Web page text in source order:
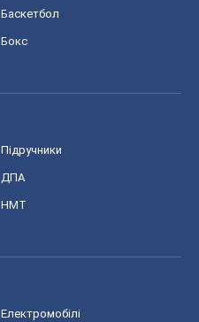
Баскетбол
Бокс
Підручники
ДПА
НМТ
Електромобілі